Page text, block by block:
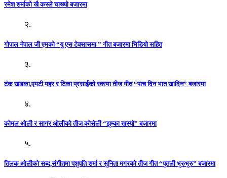
रमेश शर्माको खै कस्ले चाख्यो बजारमा
२.
गोपाल नेपाल जी एमको “यु एस टेक्सासमा ” गीत बजारमा भिडियो सहित
३.
टंक खडका,एमटी महर र टिका प्रसाईको स्वरमा तीज गीत “पाच दिन भात खादिन” बजारमा
४.
कोमल ओली र सागर ओलीको तीज कोसेली “झुम्का खस्यो” बजारमा
५.
तिलक ओलीको सब्द,संगीतमा पशुपति शर्मा र सुनिता मगरको तीज गीत “पुतली भुरुभुरु” बजारमा